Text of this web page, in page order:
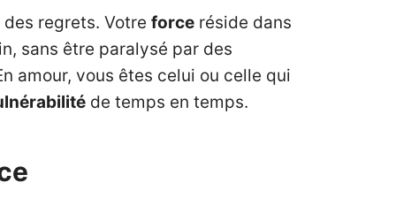
des regrets. Votre force réside dans
sans être paralysé par des
amour, vous êtes celui ou celle qui
de temps en temps.